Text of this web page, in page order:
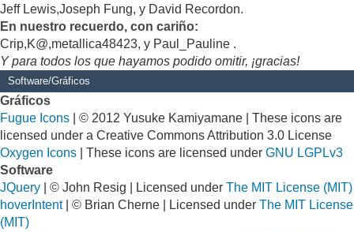
Jeff Lewis,Joseph Fung, y David Recordon.
En nuestro recuerdo, con cariño:
Crip,K@,metallica48423, y Paul_Pauline .
Y para todos los que hayamos podido omitir, ¡gracias!
Software/Gráficos
Gráficos
Fugue Icons | © 2012 Yusuke Kamiyamane | These icons are
licensed under a Creative Commons Attribution 3.0 License
Oxygen Icons | These icons are licensed under GNU LGPLv3
Software
JQuery | © John Resig | Licensed under The MIT License (MIT)
hoverIntent| © Brian Cherne | Licensed under The MIT License
(MIT)